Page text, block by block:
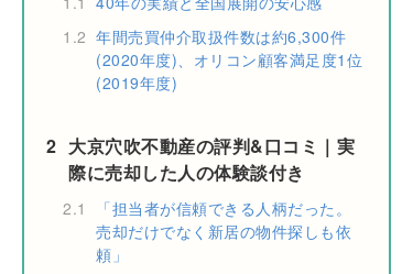
1.2 年間売買仲介取扱件数は約6,300件
(2020年度)、オリコン顧客満足度1位
(2019年度)
2 大京穴吹不動産の評判&口コミ｜実
際に売却した人の体験談付き
2.1
「担当者が信頼できる人柄だった。
売却だけでなく新居の物件探しも依
頼」